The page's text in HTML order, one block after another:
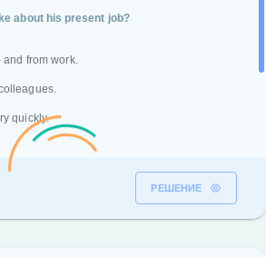
about his present job?
from work.
quickly.
РЕШЕНИЕ